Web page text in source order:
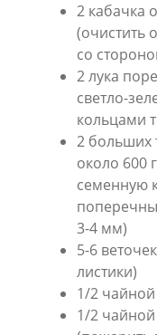
2 кабачка
(очистить
со
2 лука
светло-
кольцами
2 больших
около 600
семенную
3-4 мм)
5-6
листики)
1/2
1/2